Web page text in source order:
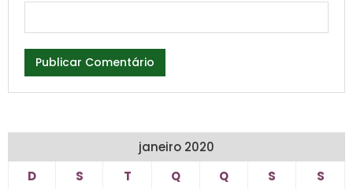
janeiro 2020
D
S T Q Q S
S